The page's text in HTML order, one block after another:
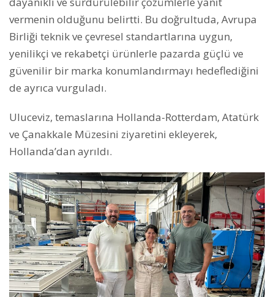
vermenin olduğunu belirtti. Bu doğrultuda, Avrupa
Birliği teknik ve çevresel standartlarına uygun,
yenilikçi ve rekabetçi ürünlerle pazarda güçlü ve
güvenilir bir marka konumlandırmayı hedeflediğini
de ayrıca vurguladı.
Uluceviz, temaslarına Hollanda-Rotterdam, Atatürk
ve Çanakkale Müzesini ziyaretini ekleyerek,
Hollanda’dan ayrıldı.